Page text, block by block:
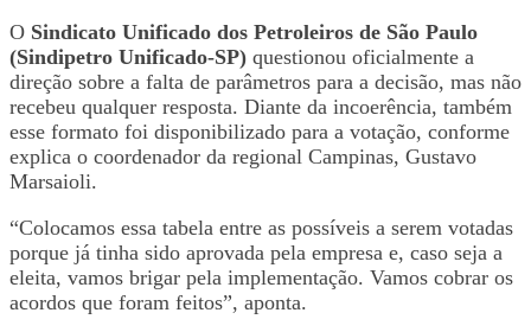
O Sindicato Unificado dos Petroleiros de São Paulo
(Sindipetro Unificado-SP) questionou oficialmente a
direção sobre a falta de parâmetros para a decisão, mas não
recebeu qualquer resposta. Diante da incoerência, também
esse formato foi disponibilizado para a votação, conforme
explica o coordenador da regional Campinas, Gustavo
Marsaioli.
“Colocamos essa tabela entre as possíveis a serem votadas
porque já tinha sido aprovada pela empresa e, caso seja a
eleita, vamos brigar pela implementação. Vamos cobrar os
acordos que foram feitos”, aponta.